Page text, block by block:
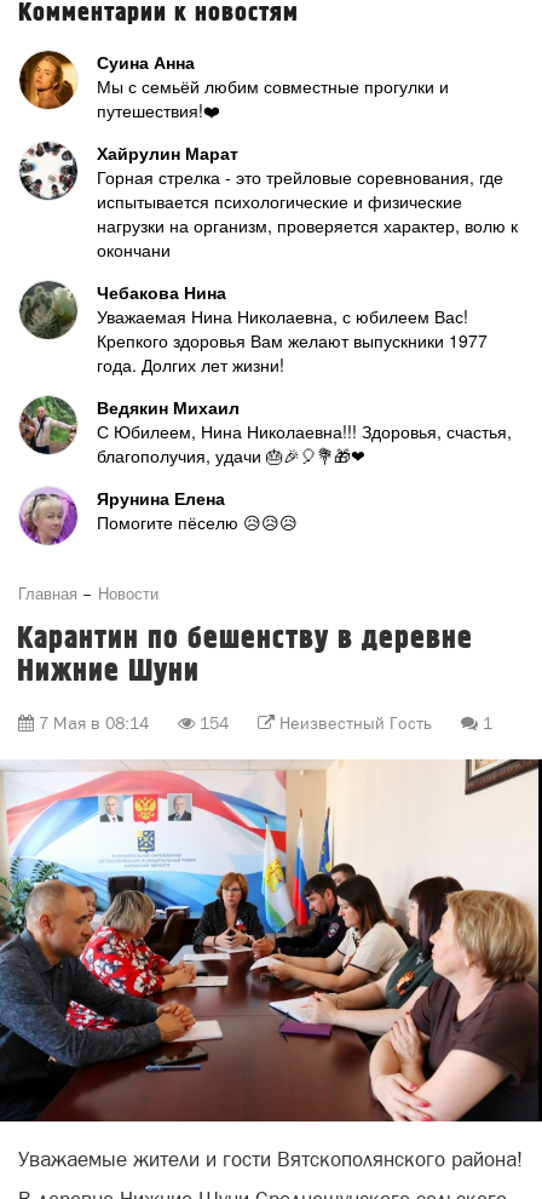
Комментарии к новостям
Суина Анна
Мы с семьёй любим совместные прогулки и
путешествия!❤️
Хайрулин Марат
Горная стрелка - это трейловые соревнования, где
испытывается психологические и физические
нагрузки на организм, проверяется характер, волю к
окончани
Чебакова Нина
Уважаемая Нина Николаевна, с юбилеем Вас!
Крепкого здоровья Вам желают выпускники 1977
года. Долгих лет жизни!
Ведякин Михаил
С Юбилеем, Нина Николаевна!!! Здоровья, счастья,
благополучия, удачи 🎂🎉🎈💐🎁❤
Ярунина Елена
Помогите пёселю 😥😥😥
Главная Новости
Карантин по бешенству в деревне
Нижние Шуни
7 Мая в 08:14 154 Неизвестный Гость 1
Уважаемые жители и гости Вятскополянского района!